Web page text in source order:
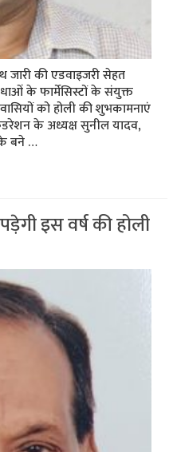
जारी की एडवाइजरी सेहत
के फार्मेसिस्टों के संयुक्त
को होली की शुभकामनाएं
के अध्यक्ष सुनील यादव,
के बने …
इस वर्ष की होली